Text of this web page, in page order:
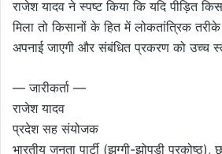
राजेश यादव ने स्पष्ट किया कि यदि पीड़ित
मिला तो किसानों के हित में लोकतांत्रिक
अपनाई जाएगी और संबंधित प्रकरण को उच्च
— जारीकर्ता —
राजेश यादव
प्रदेश सह संयोजक
भारतीय जनता पार्टी (झुग्गी-झोपड़ी प्रकोष्ठ),